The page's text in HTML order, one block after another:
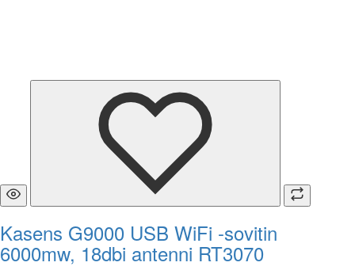
Kasens G9000 USB WiFi -sovitin
6000mw, 18dbi antenni RT3070